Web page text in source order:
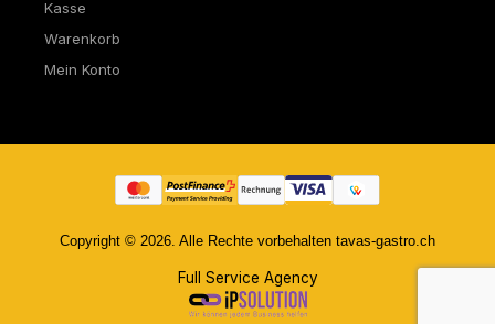
Kasse
Warenkorb
Mein Konto
Copyright © 2026. Alle Rechte vorbehalten tavas-gastro.ch
Full Service Agency